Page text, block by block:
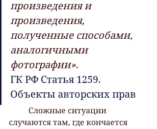
произведения и
произведения,
полученные способами,
аналогичными
фотографии».
ГК РФ Статья 1259.
Объекты авторских прав
случаются там, где кончается